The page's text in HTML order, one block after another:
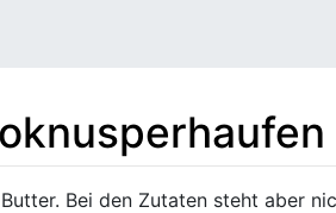
Bei den Zutaten steht aber